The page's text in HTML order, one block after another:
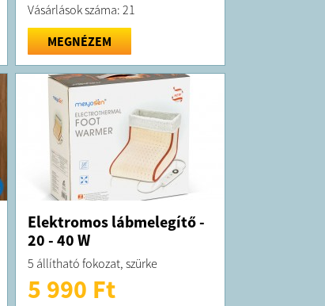
Vásárlások száma: 21
MEGNÉZEM
Elektromos lábmelegítő -
20 - 40 W
5 állítható fokozat, szürke
5 990 Ft